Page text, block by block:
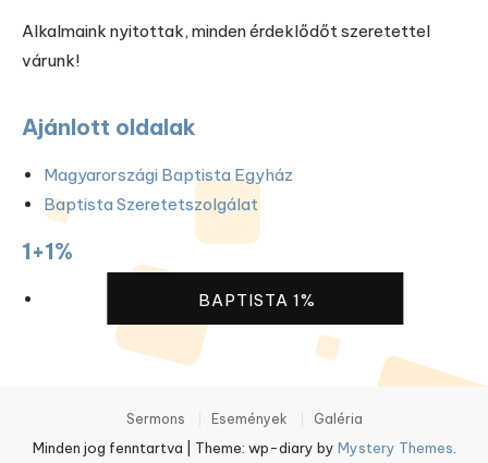
Alkalmaink nyitottak, minden érdeklődőt szeretettel
várunk!
Ajánlott oldalak
Magyarországi Baptista Egyház
Baptista Szeretetszolgálat
1+1%
BAPTISTA 1%
Sermons Események Galéria
Minden jog fenntartva Theme: wp-diary by Mystery Themes.